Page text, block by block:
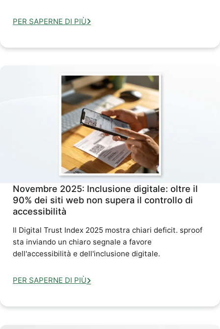
PER SAPERNE DI PIÙ
Novembre 2025: Inclusione digitale: oltre il
90% dei siti web non supera il controllo di
accessibilità
Il Digital Trust Index 2025 mostra chiari deficit. sproof
sta inviando un chiaro segnale a favore
dell'accessibilità e dell'inclusione digitale.
PER SAPERNE DI PIÙ